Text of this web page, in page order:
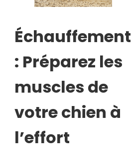
Échauffement
: Préparez les
muscles de
votre chien à
l’effort